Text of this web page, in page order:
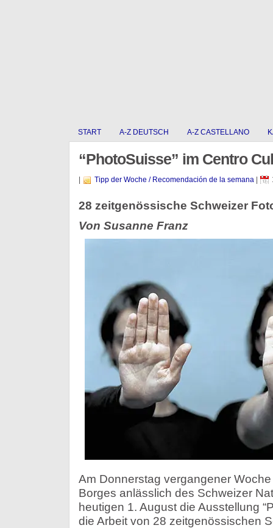
START A-Z DEUTSCH A-Z CASTELLANO
“PhotoSuisse” im Centro
Tipp der Woche / Recomendación de la semana|
28 zeitgenössische Schweizer
Von Susanne Franz
Am Donnerstag vergangener
Borges anlässlich des Schweizer
heutigen 1. August die Ausstellung
die Arbeit von 28 zeitgenössischen